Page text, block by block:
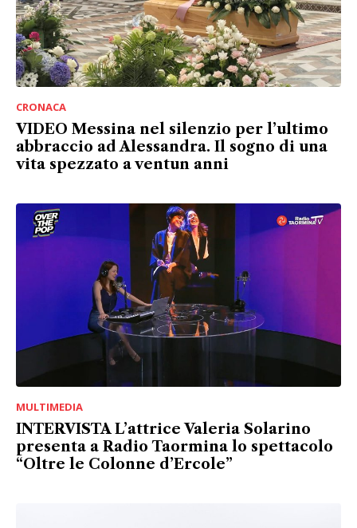
CRONACA
VIDEO Messina nel silenzio per l’ultimo
abbraccio ad Alessandra. Il sogno di una
vita spezzato a ventun anni
MULTIMEDIA
INTERVISTA L’attrice Valeria Solarino
presenta a Radio Taormina lo spettacolo
“Oltre le Colonne d’Ercole”